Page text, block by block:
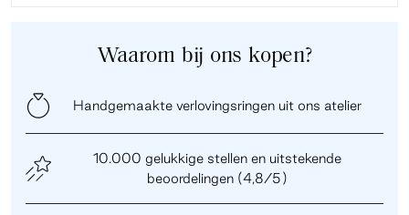
Waarom bij ons kopen?
Handgemaakte verlovingsringen uit ons atelier
10.000 gelukkige stellen en uitstekende
beoordelingen (4,8/5)